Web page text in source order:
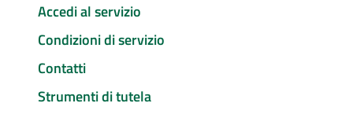
Accedi al servizio
Condizioni di servizio
Contatti
Strumenti di tutela